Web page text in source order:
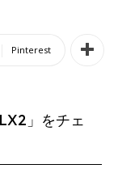
Pinterest
」をチェ